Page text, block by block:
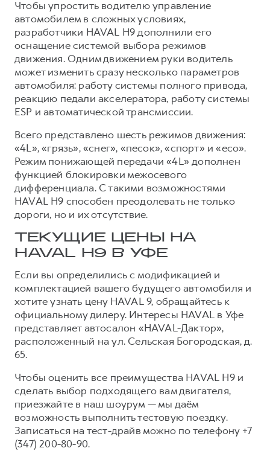
Чтобы упростить водителю управление
автомобилем в сложных условиях,
разработчики HAVAL H9 дополнили его
оснащение системой выбора режимов
движения. Одним движением руки водитель
может изменить сразу несколько параметров
автомобиля: работу системы полного привода,
реакцию педали акселератора, работу системы
ESP и автоматической трансмиссии.
Всего представлено шесть режимов движения:
«4L», «грязь», «снег», «песок», «спорт» и «eco».
Режим понижающей передачи «4L» дополнен
функцией блокировки межосевого
дифференциала. С такими возможностями
HAVAL H9 способен преодолевать не только
дороги, но и их отсутствие.
ТЕКУЩИЕ ЦЕНЫ НА
HAVAL H9 В УФЕ
Если вы определились с модификацией и
комплектацией вашего будущего автомобиля и
хотите узнать цену HAVAL 9, обращайтесь к
официальному дилеру. Интересы HAVAL в Уфе
представляет автосалон «HAVAL-Дактор»,
расположенный на ул. Сельская Богородская, д.
65.
Чтобы оценить все преимущества HAVAL H9 и
сделать выбор подходящего вам двигателя,
приезжайте в наш шоурум — мы даём
возможность выполнить тестовую поездку.
Записаться на тест-драйв можно по телефону +7
(347) 200-80-90.